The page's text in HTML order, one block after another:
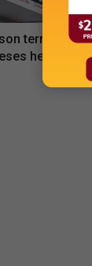
terminó
herida